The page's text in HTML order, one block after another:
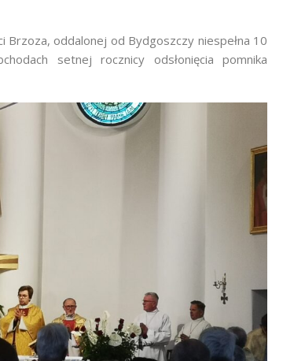
oddalonej od Bydgoszczy niespełna 10
setnej rocznicy odsłonięcia pomnika